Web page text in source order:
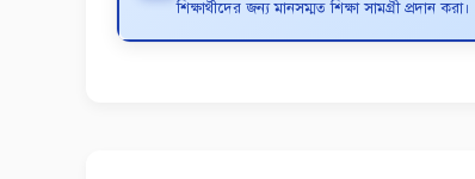
শিক্ষার্থীদের জন্য মানসম্মত শিক্ষা সামগ্রী প্রদান করা।